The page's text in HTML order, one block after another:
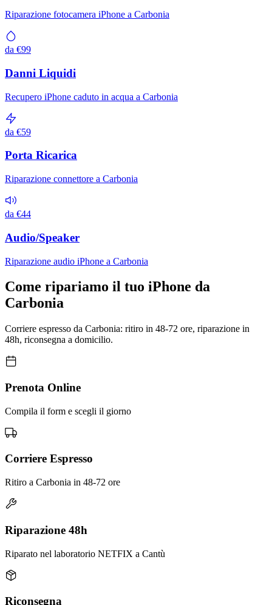
Riparazione fotocamera iPhone a Carbonia
da €99
Danni Liquidi
Recupero iPhone caduto in acqua a Carbonia
da €59
Porta Ricarica
Riparazione connettore a Carbonia
da €44
Audio/Speaker
Riparazione audio iPhone a Carbonia
Come ripariamo il tuo iPhone da
Carbonia
Corriere espresso da Carbonia: ritiro in 48-72 ore, riparazione in
48h, riconsegna a domicilio.
Prenota Online
Compila il form e scegli il giorno
Corriere Espresso
Ritiro a Carbonia in 48-72 ore
Riparazione 48h
Riparato nel laboratorio NETFIX a Cantù
Riconsegna